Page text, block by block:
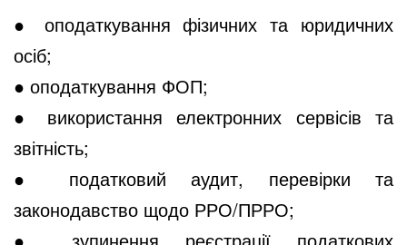
● оподаткування фізичних та юридичних
осіб;
● оподаткування ФОП;
● використання електронних сервісів та
звітність;
● податковий аудит, перевірки та
законодавство щодо РРО/ПРРО;
● зупинення реєстрації податкових